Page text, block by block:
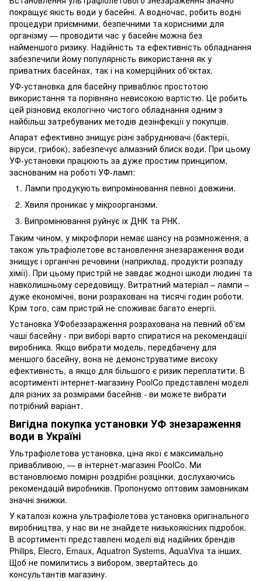
покращує якість води у басейні. А водночас, робить водні
процедури приємними, безпечними та корисними для
організму — проводити час у басейні можна без
найменшого ризику. Надійність та ефективність обладнання
забезпечили йому популярність використання як у
приватних басейнах, так і на комерційних об'єктах.
УФ-установка для басейну приваблює простотою
використання та порівняно невисокою вартістю. Це робить
цей різновид екологічно чистого обладнання одним з
найбільш затребуваних методів дезінфекції у покупців.
Апарат ефективно знищує різні забруднювачі (бактерії,
віруси, грибок), забезпечує алмазний блиск води. При цьому
УФ-установки працюють за дуже простим принципом,
заснованим на роботі УФ-ламп:
Лампи продукують випромінювання певної довжини.
Хвиля проникає у мікроорганізми.
Випромінювання руйнує їх ДНК та РНК.
Таким чином, у мікрофлори немає шансу на розмноження, а
також ультрафіолетове встановлення знезараження води
знищує і органічні речовини (наприклад, продукти розпаду
хімії). При цьому пристрій не завдає жодної шкоди людині та
навколишньому середовищу. Витратний матеріал – лампи –
дуже економічні, вони розраховані на тисячі годин роботи.
Крім того, сам пристрій не споживає багато енергії.
Установка УФобеззараження розрахована на певний об'єм
чаші басейну - при виборі варто спиратися на рекомендації
виробника. Якщо вибрати модель, передбачену для
меншого басейну, вона не демонструватиме високу
ефективність, а якщо для більшого є ризик переплатити. В
асортименті інтернет-магазину PoolCo представлені моделі
для різних за розмірами басейнів - ви можете вибрати
потрібний варіант.
Вигідна покупка установки УФ знезараження
води в Україні
Ультрафіолетова установка, ціна якої є максимально
привабливою, — в інтернет-магазині PoolCo. Ми
встановлюємо помірні роздрібні розцінки, дослухаючись
рекомендацій виробників. Пропонуємо оптовим замовникам
значні знижки.
У каталозі кожна ультрафіолетова установка оригінального
виробництва, у нас ви не знайдете низькоякісних підробок.
В асортименті представлені моделі від надійних брендів
Philips, Elecro, Emaux, Aquatron Systems, AquaViva та інших.
Щоб не помилитись з вибором, звертайтесь до
консультантів магазину.